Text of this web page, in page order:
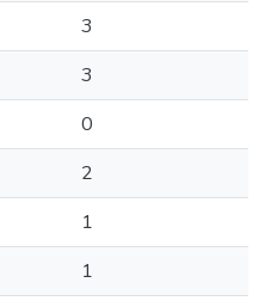
3
3
0
2
1
1